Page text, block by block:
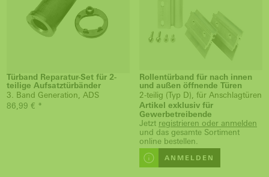
Türband Reparatur-Set für 2-
teilige Aufsatztürbänder
3. Band Generation, ADS
86,99 € *
Rollentürband für nach innen
und außen öffnende Türen
2-teilig (Typ D), für Anschlagtüren
Artikel exklusiv für
Gewerbetreibende
Jetzt registrieren oder anmelden
und das gesamte Sortiment
online bestellen.
ANMELDEN